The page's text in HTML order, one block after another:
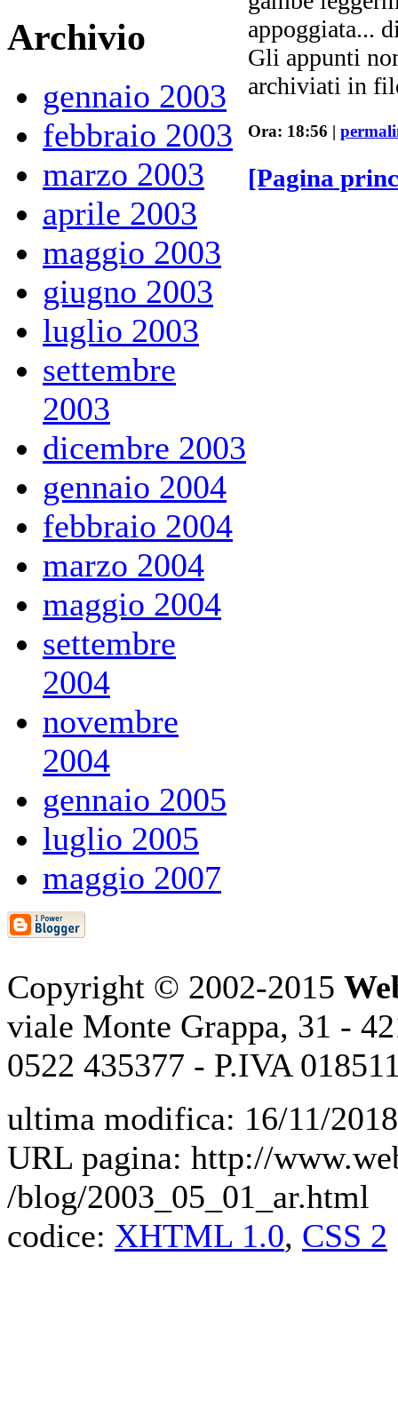
Archivio
gennaio 2003
febbraio 2003
marzo 2003
aprile 2003
maggio 2003
giugno 2003
luglio 2003
settembre
2003
dicembre 2003
gennaio 2004
febbraio 2004
marzo 2004
maggio 2004
settembre
2004
novembre
2004
gennaio 2005
luglio 2005
maggio 2007
appoggiata...
Gli appunti
archiviati in
Ora: 18:56 |
[Pagina
Copyright © 2002-2015
viale Monte Grappa, 31 -
0522 435377 - P.IVA
ultima modifica: 16/11/
URL pagina: http://
/blog/2003_05_01_ar.html
codice: XHTML 1.0, CSS 2